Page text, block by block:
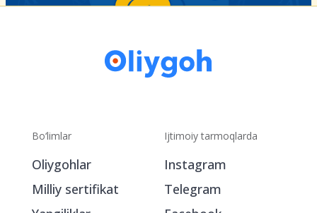
Bo‘limlar
Oliygohlar
Milliy sertifikat
Ijtimoiy tarmoqlarda
Instagram
Telegram